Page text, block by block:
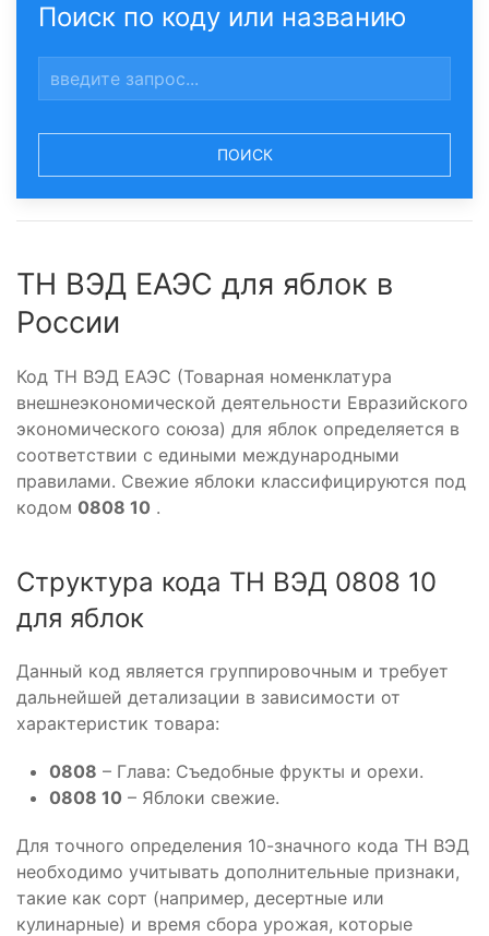
Поиск по коду или названию
ПОИСК
ТН ВЭД ЕАЭС для яблок в
России
Код ТН ВЭД ЕАЭС (Товарная номенклатура
внешнеэкономической деятельности Евразийского
экономического союза) для яблок определяется в
соответствии с едиными международными
правилами. Свежие яблоки классифицируются под
кодом 0808 10 .
Структура кода ТН ВЭД 0808 10
для яблок
Данный код является группировочным и требует
дальнейшей детализации в зависимости от
характеристик товара:
0808 – Глава: Съедобные фрукты и орехи.
0808 10 – Яблоки свежие.
Для точного определения 10-значного кода ТН ВЭД
необходимо учитывать дополнительные признаки,
такие как сорт (например, десертные или
кулинарные) и время сбора урожая, которые